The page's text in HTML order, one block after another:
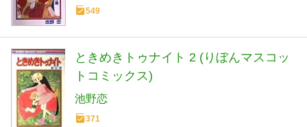
549
ときめきトゥナイト 2 (りぼんマスコッ
トコミックス)
池野恋
371